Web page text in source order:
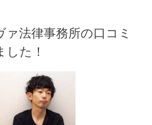
ァ法律事務所の口コミ
した！